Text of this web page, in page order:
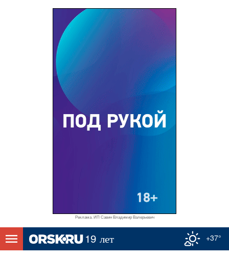
Реклама. ИП Савин Владимир Валерьевич
+37°